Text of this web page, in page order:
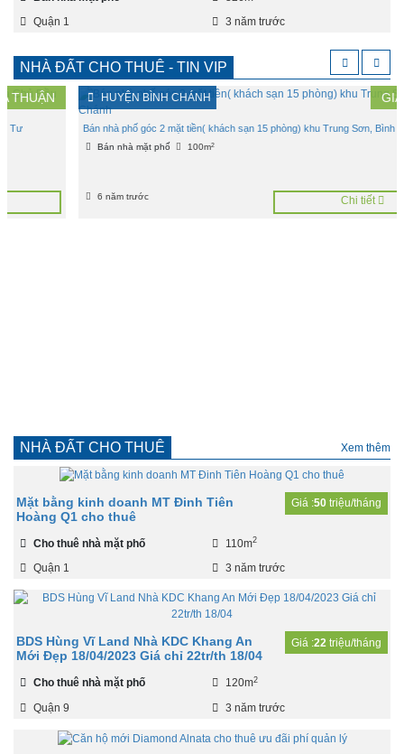
Quận 1
3 năm trước
NHÀ ĐẤT CHO THUÊ - TIN VIP
HUYỆN BÌNH CHÁNH GIÁ :13TỶ
Bán nhà phố góc 2 mặt tiền( khách sạn 15 phòng) khu Trung Sơn, Bình Chánh
Bán nhà mặt phố 100m2
6 năm trước
NHÀ ĐẤT CHO THUÊ Xem thêm
Mặt bằng kinh doanh MT Đinh Tiên
Hoàng Q1 cho thuê
Giá :50 triệu/tháng
Cho thuê nhà mặt phố 110m2
Quận 1 3 năm trước
BDS Hùng Vĩ Land Nhà KDC Khang An
Mới Đẹp 18/04/2023 Giá chỉ 22tr/th 18/04
Giá :22 triệu/tháng
Cho thuê nhà mặt phố 120m2
Quận 9 3 năm trước